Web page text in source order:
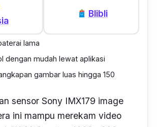
Blibli
lama
dengan mudah lewat aplikasi
gambar luas hingga 150
sensor Sony IMX179 image
ini mampu merekam video